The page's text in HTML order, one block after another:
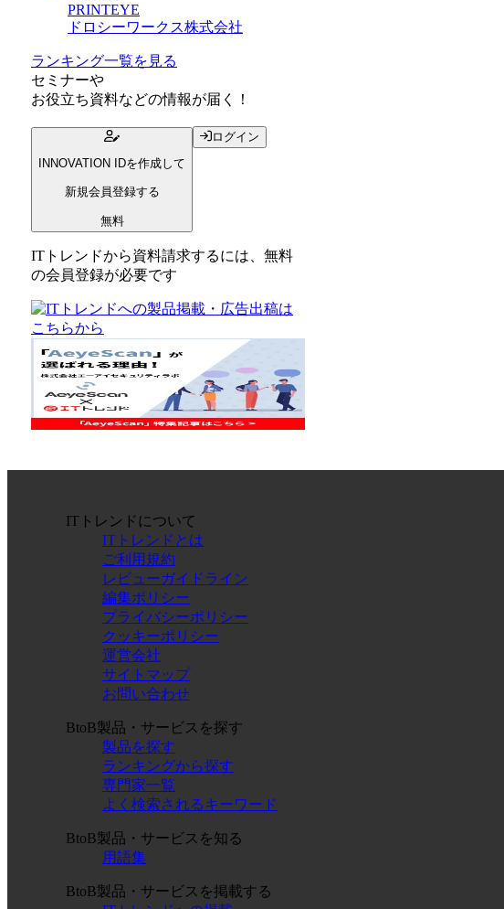
PRINTEYE
ドロシーワークス株式会社
ランキング一覧を見る
セミナーや
お役立ち資料などの情報が届く！
INNOVATION IDを作成して
新規会員登録する
無料
ログイン
ITトレンドから資料請求するには、無料
の会員登録が必要です
ITトレンドについて
ITトレンドとは
ご利用規約
レビューガイドライン
編集ポリシー
プライバシーポリシー
クッキーポリシー
運営会社
サイトマップ
お問い合わせ
BtoB製品・サービスを探す
製品を探す
ランキングから探す
専門家一覧
よく検索されるキーワード
BtoB製品・サービスを知る
用語集
BtoB製品・サービスを掲載する